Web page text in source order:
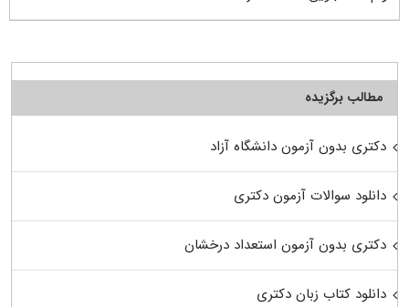
مطالب برگزیده
دکتری بدون آزمون دانشگاه آزاد
دانلود سوالات آزمون دکتری
دکتری بدون آزمون استعداد درخشان
دانلود کتاب زبان دکتری